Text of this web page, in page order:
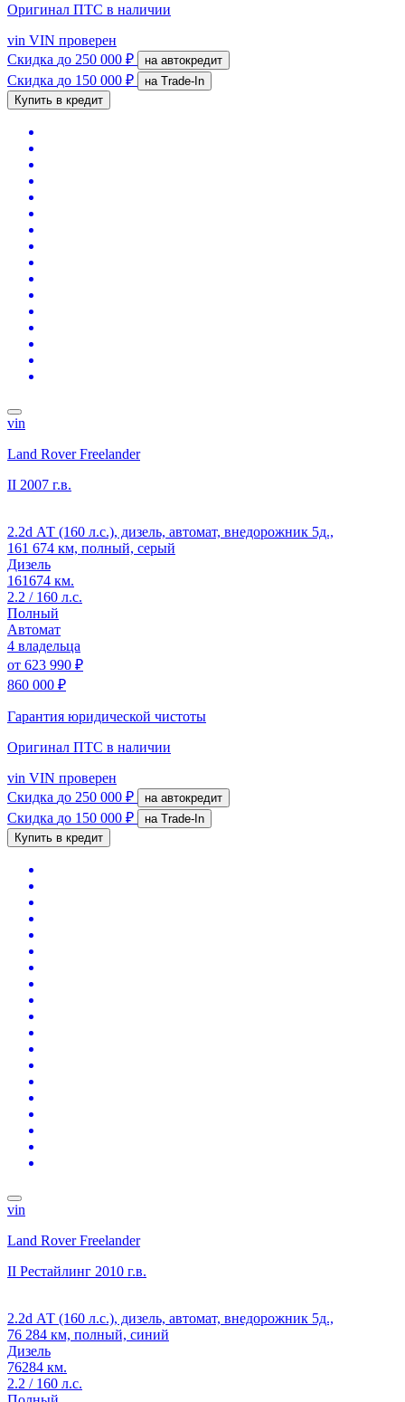
Оригинал ПТС в наличии
vin VIN проверен
Скидка до 250 000 ₽ на автокредит
Скидка до 150 000 ₽
на Trade-In
Купить в кредит
vin
Land Rover Freelander
II 2007 г.в.
2.2d АТ (160 л.с.), дизель, автомат, внедорожник 5д.,
161 674 км, полный, серый
Дизель
161674 км.
2.2 / 160 л.с.
Полный
Автомат
4 владельца
от 623 990 ₽
860 000 ₽
Гарантия юридической чистоты
Оригинал ПТС в наличии
vin VIN проверен
Скидка до 250 000 ₽ на автокредит
Скидка до 150 000 ₽
на Trade-In
Купить в кредит
vin
Land Rover Freelander
II Рестайлинг 2010 г.в.
2.2d АТ (160 л.с.), дизель, автомат, внедорожник 5д.,
76 284 км, полный, синий
Дизель
76284 км.
2.2 / 160 л.с.